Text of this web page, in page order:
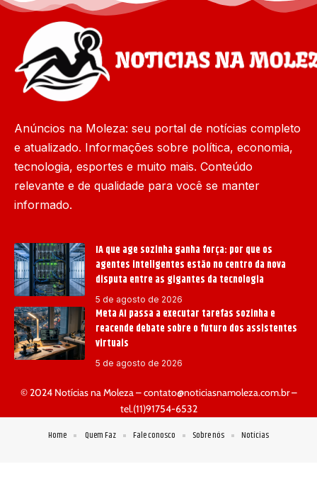
Anúncios na Moleza: seu portal de notícias completo
e atualizado. Informações sobre política, economia,
tecnologia, esportes e muito mais. Conteúdo
relevante e de qualidade para você se manter
informado.
IA que age sozinha ganha força: por que os
agentes inteligentes estão no centro da nova
disputa entre as gigantes da tecnologia
5 de agosto de 2026
Meta AI passa a executar tarefas sozinha e
reacende debate sobre o futuro dos assistentes
virtuais
5 de agosto de 2026
© 2024 Notícias na Moleza –contato@noticiasnamoleza.com.br–
tel.(11)91754-6532
Home Quem Faz Fale conosco Sobre nós Notícias